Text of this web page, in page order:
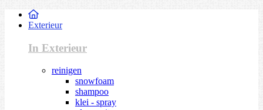
Exterieur
In Exterieur
reinigen
snowfoam
shampoo
klei - spray